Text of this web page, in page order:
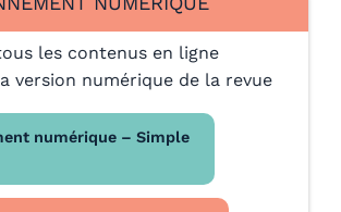
les contenus en ligne
version numérique de la revue
numérique – Simple